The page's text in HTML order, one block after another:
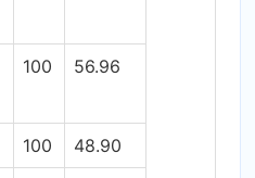
100 56.96
100 48.90